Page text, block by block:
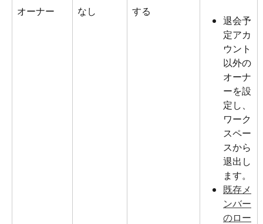
オーナー
なし する
退会予
定アカ
ウント
以外の
オーナ
ーを設
定し、
ワーク
スペー
スから
退出し
ます。
既存メ
ンバー
のロー